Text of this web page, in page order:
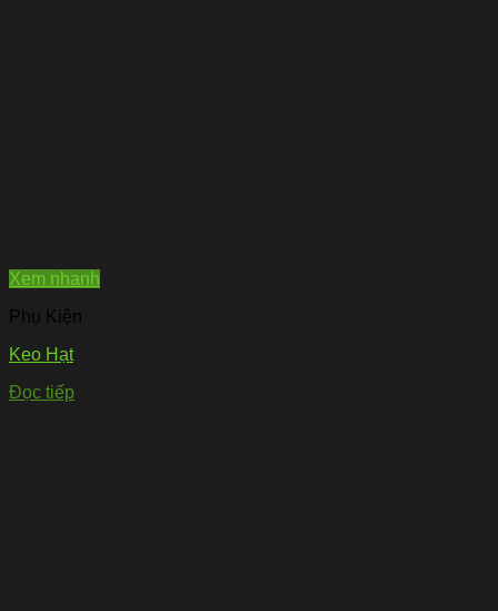
Xem nhanh
Phụ Kiện
Keo Hạt
Đọc tiếp